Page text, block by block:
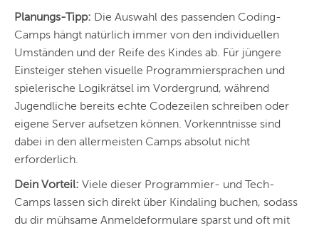
ESSEN
HANNOVER
LEIPZIG
DRESDEN
ZÜRICH
Planungs-Tipp: Die Auswahl des passenden Coding-
Camps hängt natürlich immer von den individuellen
Umständen und der Reife des Kindes ab. Für jüngere
Einsteiger stehen visuelle Programmiersprachen und
spielerische Logikrätsel im Vordergrund, während
Jugendliche bereits echte Codezeilen schreiben oder
eigene Server aufsetzen können. Vorkenntnisse sind
dabei in den allermeisten Camps absolut nicht
erforderlich.
Dein Vorteil: Viele dieser Programmier- und Tech-
Camps lassen sich direkt über Kindaling buchen, sodass
du dir mühsame Anmeldeformulare sparst und oft mit